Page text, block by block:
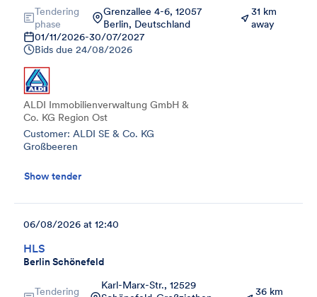
Tendering
phase
Grenzallee 4-6, 12057
Berlin, Deutschland
31 km
away
01/11/2026-30/07/2027
Bids due 24/08/2026
ALDI Immobilienverwaltung GmbH &
Co. KG Region Ost
Customer: ALDI SE & Co. KG
Großbeeren
Show tender
HLS
Berlin Schönefeld
06/08/2026 at 12:40
Tendering
Karl-Marx-Str., 12529
36 km